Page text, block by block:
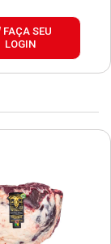
FAÇA SEU
LOGIN